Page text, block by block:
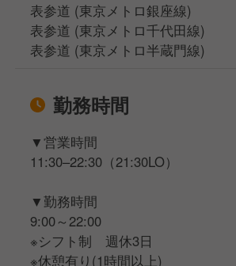
表参道 (東京メトロ銀座線)
表参道 (東京メトロ千代田線)
表参道 (東京メトロ半蔵門線)
勤務時間
▼営業時間
11:30–22:30（21:30LO）
▼勤務時間
9:00～22:00
※シフト制 週休3日
※休憩有り(1時間以上)